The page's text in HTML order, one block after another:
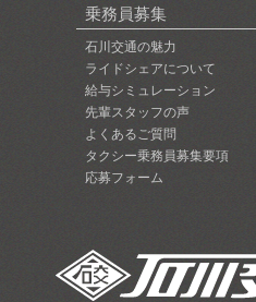
乗務員募集
石川交通の魅力
ライドシェアについて
給与シミュレーション
先輩スタッフの声
よくあるご質問
タクシー乗務員募集要項
応募フォーム